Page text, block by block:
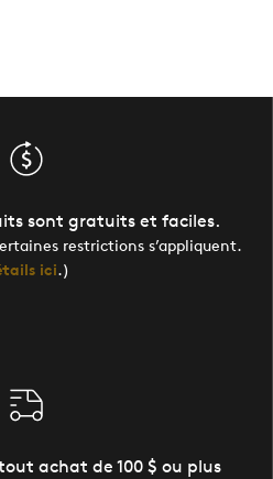
sont gratuits et faciles.
restrictions s’appliquent.
ici.)
achat de 100 $ ou plus